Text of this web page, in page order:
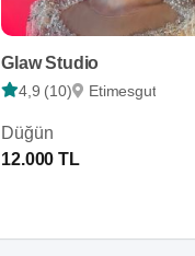
Glaw Studio
4,9 (10) Etimesgut
Düğün
12.000 TL